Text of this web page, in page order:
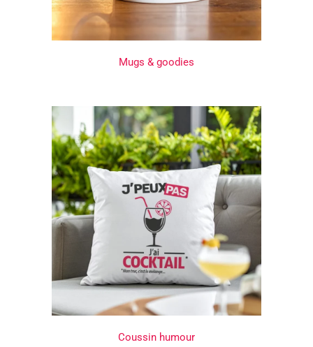
Mugs & goodies
Coussin humour